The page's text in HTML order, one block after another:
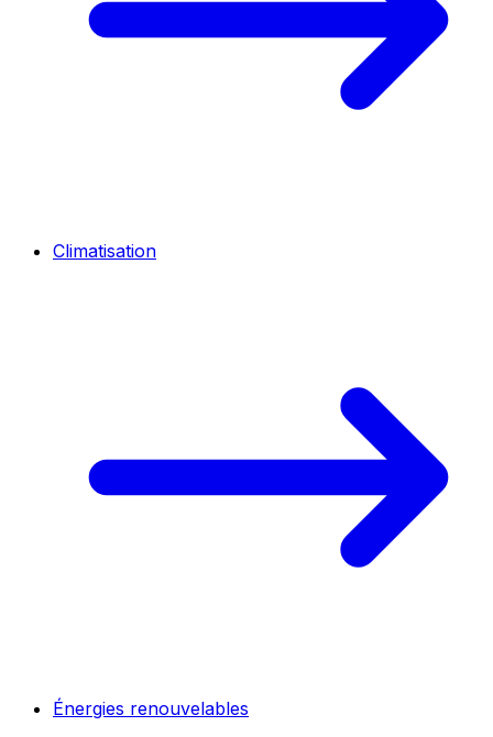
Climatisation
Énergies renouvelables